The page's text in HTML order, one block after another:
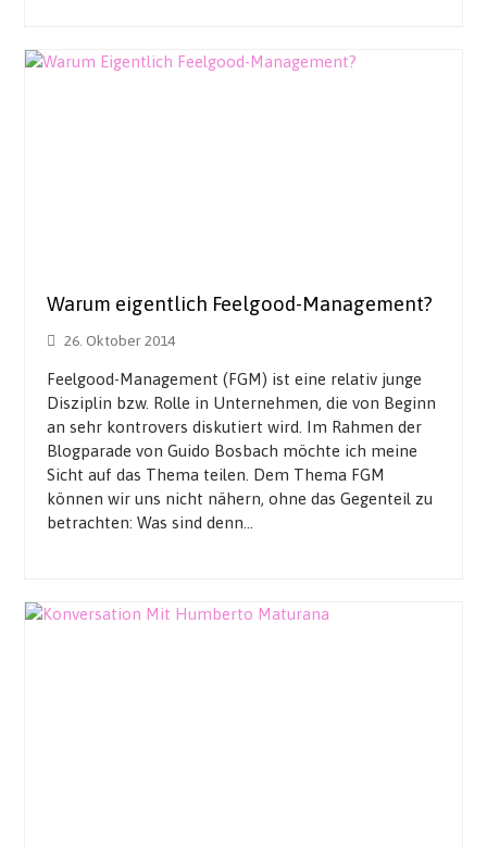
Warum eigentlich Feelgood-Management?
26. Oktober 2014
Feelgood-Management (FGM) ist eine relativ junge
Disziplin bzw. Rolle in Unternehmen, die von Beginn
an sehr kontrovers diskutiert wird. Im Rahmen der
Blogparade von Guido Bosbach möchte ich meine
Sicht auf das Thema teilen. Dem Thema FGM
können wir uns nicht nähern, ohne das Gegenteil zu
betrachten: Was sind denn…